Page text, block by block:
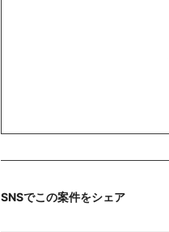
SNSでこの案件をシェア